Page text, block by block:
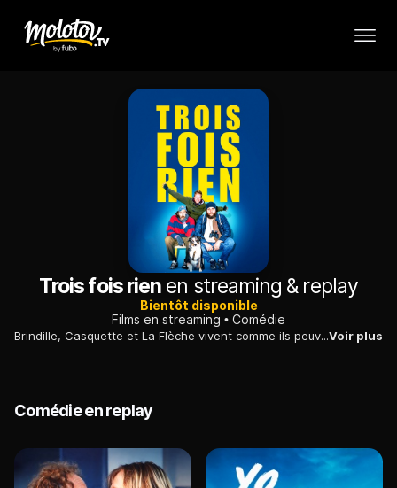
Trois fois rien en streaming & replay
Bientôt disponible
Films en streaming
Comédie
Brindille, Casquette et La Flèche vivent comme ils peuvent, au jour le jour, dans le bois de Vincennes. Mais leur situation précaire devrait changer du tout au tout le jour où ils gagnent au Loto. Encore faut-il pouvoir encaisser l'argent, car sans domicile, pas de carte d'identité à jour et sans compte bancaire, pas de paiement !Voir plus
Comédie en replay